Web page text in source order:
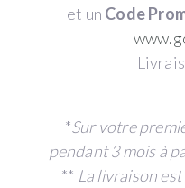
et un Code
*Sur votre
pendant 3 mois à
** La livraison